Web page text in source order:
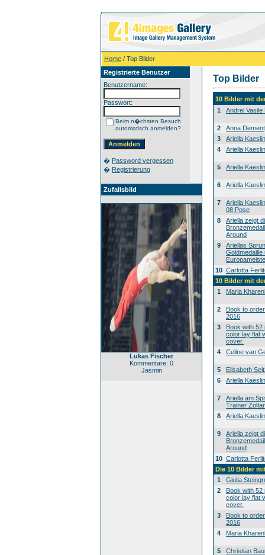
Home / Top Bilder
Registrierte Benutzer
Benutzername:
Passwort:
Beim n�chsten Besuch
automatisch anmelden?
� Password vergessen
� Registrierung
Zufallsbild
Lukas Fischer
Kommentare: 0
Jasmin
Top Bilder
10 Bilder mit
1
Andrei Vasile
2
Anna
3
Ariella Kaeslin
4
Ariella Kaeslin
5 Ariella
6 Ariella
7
Ariella
08 Pose
8
Ariella zeigt
Around
9
Ariellas
Goldmedaille
10 Carlotta
10 Bilder mit
1
Maria
2
Book to
2016
3
Book with 52
color lay flat
cover.
4
Celine van
5
Elisabeth
6
Ariella
7
Ariella am
Trainer
8
Ariella
9
Ariella zeigt
Around
10 Carlotta
Die 10 Bilder
1
Giulia
2
Book with 52
color lay flat
cover.
3
Book to
2016
4
Maria
5 Christian